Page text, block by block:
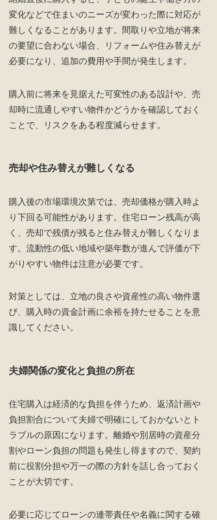
変化などで住まいのニーズが変わった際に対応が
難しくなることがあります。間取りや立地が将来
の要望に合わない場合、リフォームや住み替えが
必要になり、追加の費用や手間が発生します。
購入前に将来を見据えた可変性のある設計や、売
却時に流通しやすい物件かどうかを確認しておく
ことで、リスクをある程度減らせます。
売却や住み替えが難しくなる
購入後の市場環境次第では、売却価格が購入時よ
り下回る可能性があります。住宅ローン残高が高
く、売却で残債が残ると住み替えが難しくなりま
す。流動性の低い地域や築年数が進んで評価が下
がりやすい物件は注意が必要です。
対策としては、立地の良さや資産性の高い物件選
び、購入時の資金計画に余裕を持たせることを意
識してください。
夫婦関係の変化と負担の所在
住宅購入は経済的な負担を伴うため、返済計画や
負担割合について夫婦で明確にしておかないとト
ラブルの原因になります。離婚や別居時の資産分
割やローン負担の問題も発生し得ますので、契約
前に役割分担や万一の際の方針を話し合っておく
ことが大切です。
必要に応じてローンの連帯責任や名義に関する確